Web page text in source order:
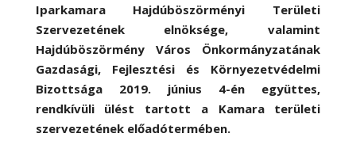
Iparkamara Hajdúböszörményi Területi
Szervezetének elnöksége, valamint
Hajdúböszörmény Város Önkormányzatának
Gazdasági, Fejlesztési és Környezetvédelmi
Bizottsága 2019. június 4-én együttes,
rendkívüli ülést tartott a Kamara területi
szervezetének előadótermében.